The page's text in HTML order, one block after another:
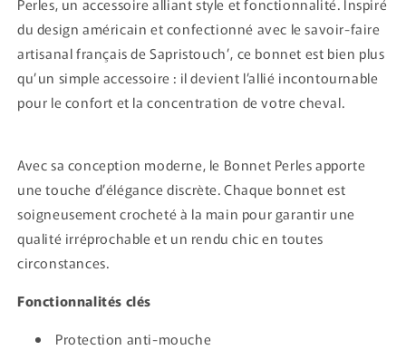
du design américain et confectionné avec le savoir-faire
artisanal français de Sapristouch’, ce bonnet est bien plus
qu’un simple accessoire : il devient l’allié incontournable
pour le confort et la concentration de votre cheval.
Avec sa conception moderne, le Bonnet Perles apporte
une touche d’élégance discrète. Chaque bonnet est
soigneusement crocheté à la main pour garantir une
qualité irréprochable et un rendu chic en toutes
circonstances.
Fonctionnalités clés
Protection anti-mouche